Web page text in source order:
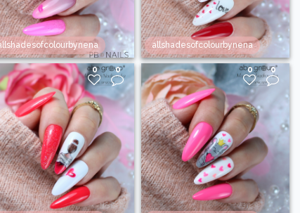
allshadesofcolourbynena
0 0 0 0